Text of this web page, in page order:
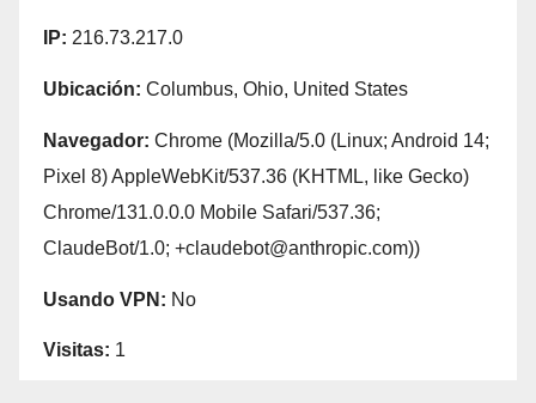
IP: 216.73.217.0
Ubicación: Columbus, Ohio, United States
Navegador: Chrome (Mozilla/5.0 (Linux; Android 14;
Pixel 8) AppleWebKit/537.36 (KHTML, like Gecko)
Chrome/131.0.0.0 Mobile Safari/537.36;
ClaudeBot/1.0; +claudebot@anthropic.com))
Usando VPN: No
Visitas: 1